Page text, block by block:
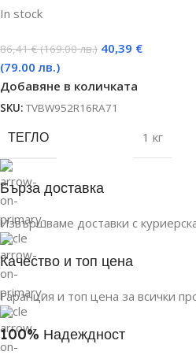
In stock
86,41€ (169.00 лв.) 40,39 €
(79.00 лв.)
Добавяне в количката
SKU: TVBW952R16RA71
ТЕГЛО 1 кг
Бърза доставка
Извършваме доставки с
Качество и топ цена
Гаранция и топ цена за всички
100% Надеждност